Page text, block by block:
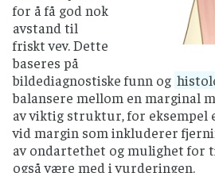
for å få god nok
avstand til
friskt vev. Dette
baseres på
bildediagnostiske funn og
balansere mellom en marginal
av viktig struktur, for eksempel
vid margin som inkluderer
av ondartethet og mulighet for
også være med i vurderingen.